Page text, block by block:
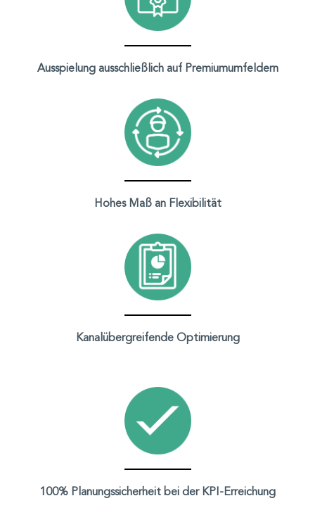
Ausspielung ausschließlich auf Premiumumfeldern
Hohes Maß an Flexibilität
Kanalübergreifende Optimierung
100% Planungssicherheit bei der KPI-Erreichung